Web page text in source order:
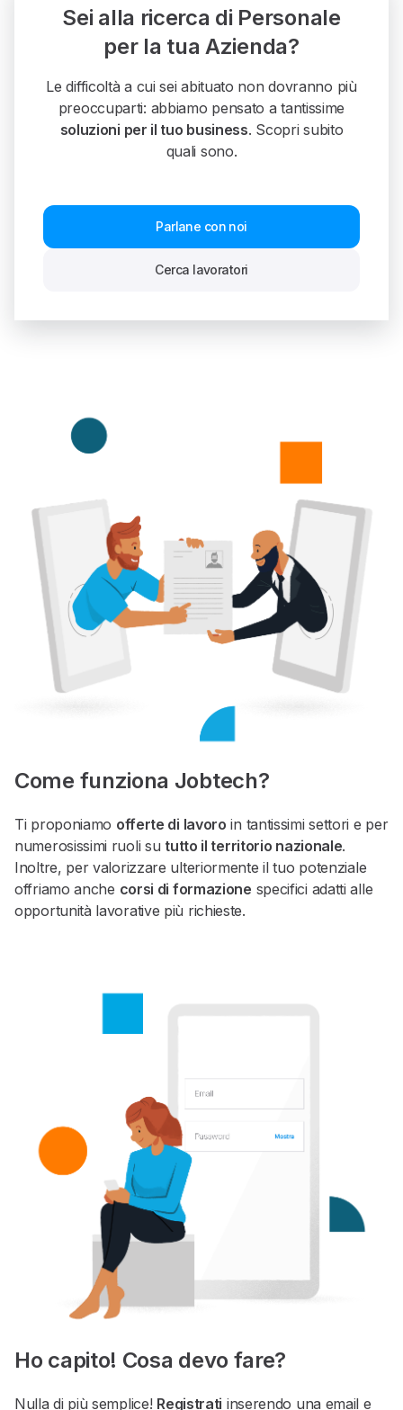
Sei alla ricerca di Personale
per la tua Azienda?
Le difficoltà a cui sei abituato non dovranno più
preoccuparti: abbiamo pensato a tantissime
soluzioni per il tuo business. Scopri subito
quali sono.
Parlane con noi
Cerca lavoratori
Come funziona Jobtech?
Ti proponiamo offerte di lavoro in tantissimi settori e per
numerosissimi ruoli su tutto il territorio nazionale.
Inoltre, per valorizzare ulteriormente il tuo potenziale
offriamo anche corsi di formazione specifici adatti alle
opportunità lavorative più richieste.
Ho capito! Cosa devo fare?
Nulla di più semplice! Registrati inserendo una email e